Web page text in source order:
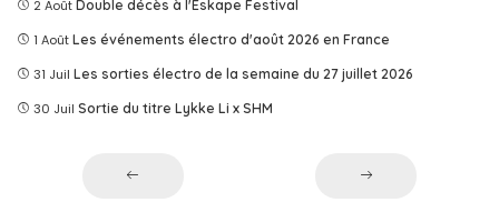
2 Août Double décès à l'Eskape Festival
1 Août Les événements électro d'août 2026 en France
31 Juil Les sorties électro de la semaine du 27 juillet 2026
30 Juil Sortie du titre Lykke Li x SHM